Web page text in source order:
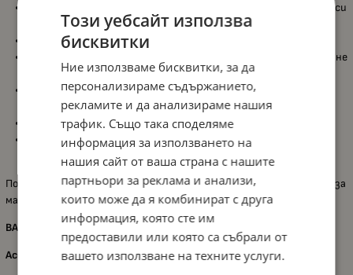
, който привлича вниманието и носи
настроение;
Предлага се в4 различни цвята
, щадящи детската коса и идеални за разплитане
и оформяне;
Помпонът е подвижени може да се използва като
ключодържател – две забавни функции в едно;
Дерматологично тестван продукт, безопасен за деца;
Компактен размер – 8 x 12.5 x 6.5 cm, удобен за раница или
Подходяща за деца над 3 години, тази четка е чудесен подарък за
малките любители на красиви и цветни аксесоари.
ВАЖНО!!!
Асортимент! Доставка според наличностите!
Този уебсайт използва
бисквитки
Ние използваме бисквитки, за да
персонализираме съдържанието,
рекламите и да анализираме нашия
трафик. Също така споделяме
информация за използването на
нашия сайт от ваша страна с нашите
партньори за реклама и анализи,
които може да я комбинират с друга
информация, която сте им
предоставили или която са събрали от
вашето използване на техните услуги.